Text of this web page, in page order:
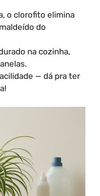
o clorofito elimina
do
na cozinha,
— dá pra ter